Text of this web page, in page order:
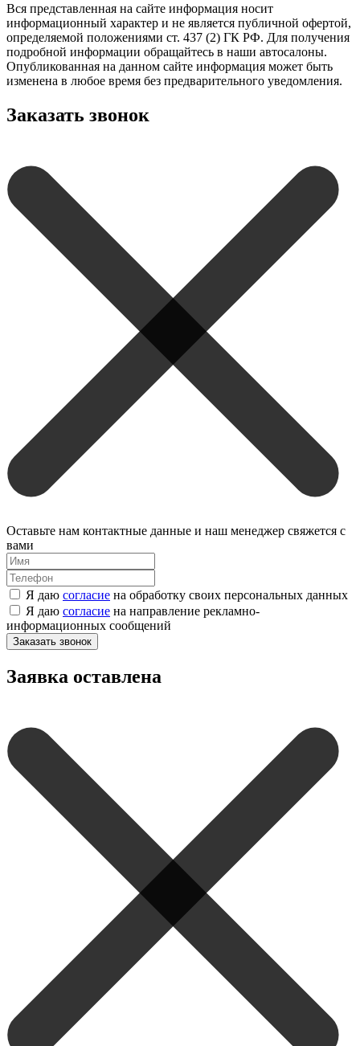
Вся представленная на сайте информация носит
информационный характер и не является публичной офертой,
определяемой положениями ст. 437 (2) ГК РФ. Для получения
подробной информации обращайтесь в наши автосалоны.
Опубликованная на данном сайте информация может быть
изменена в любое время без предварительного уведомления.
Заказать звонок
Оставьте нам контактные данные и наш менеджер свяжется с
вами
Я даю согласие на обработку своих персональных данных
Я даю согласие на направление рекламно-
информационных сообщений
Заказать звонок
Заявка оставлена